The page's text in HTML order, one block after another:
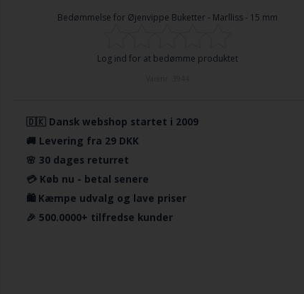
Bedømmelse for Øjenvippe Buketter - Marlliss - 15 mm
Log ind for at bedømme produktet
🇩🇰 Dansk webshop startet i 2009
🚚 Levering fra 29 DKK
🌸 30 dages returret
💳 Køb nu - betal senere
🛍️ Kæmpe udvalg og lave priser
🎉 500.0000+ tilfredse kunder